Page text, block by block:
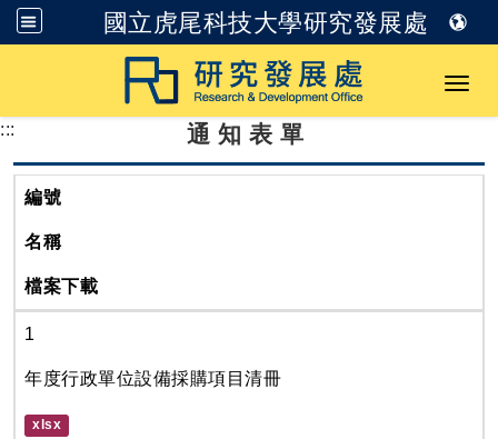
國立虎尾科技大學研究發展處
跳到主要內容
::: 通知表單
編號
名稱
檔案下載
1
年度行政單位設備採購項目清冊
xlsx